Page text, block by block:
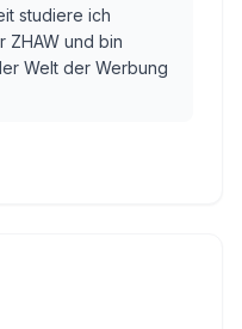
studiere ich
ZHAW und bin
Welt der Werbung